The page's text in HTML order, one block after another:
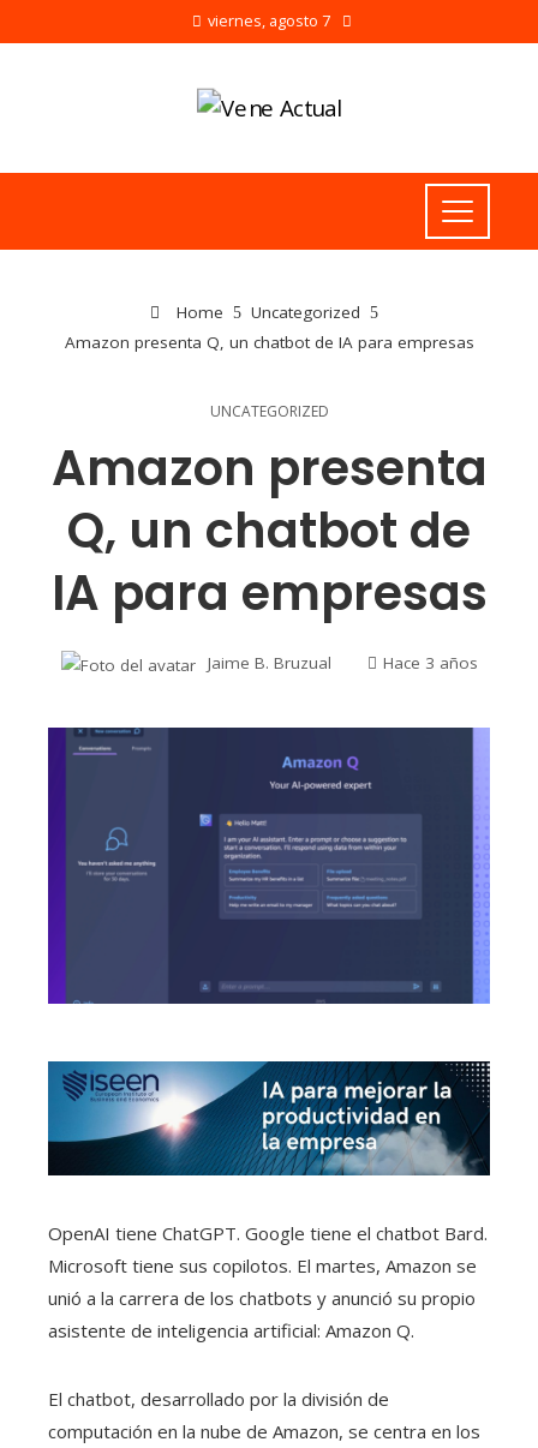
viernes, agosto 7
Home
Uncategorized
Amazon presenta Q, un chatbot de IA para empresas
UNCATEGORIZED
Amazon presenta
Q, un chatbot de
IA para empresas
Jaime B. Bruzual Hace 3 años
OpenAI tiene ChatGPT. Google tiene el chatbot Bard.
Microsoft tiene sus copilotos. El martes, Amazon se
unió a la carrera de los chatbots y anunció su propio
asistente de inteligencia artificial: Amazon Q.
El chatbot, desarrollado por la división de
computación en la nube de Amazon, se centra en los